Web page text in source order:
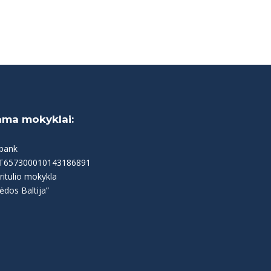
mokyklai:
mokykla
Baltija”